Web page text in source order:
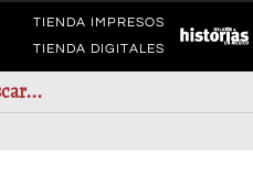
TIENDA IMPRESOS
TIENDA DIGITALES